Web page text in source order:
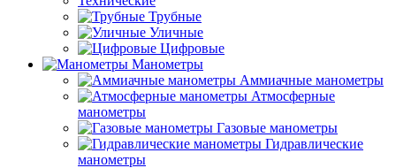
Трубные
Уличные
Цифровые
Манометры
Аммиачные манометры
Атмосферные
манометры
Газовые манометры
Гидравлические
манометры